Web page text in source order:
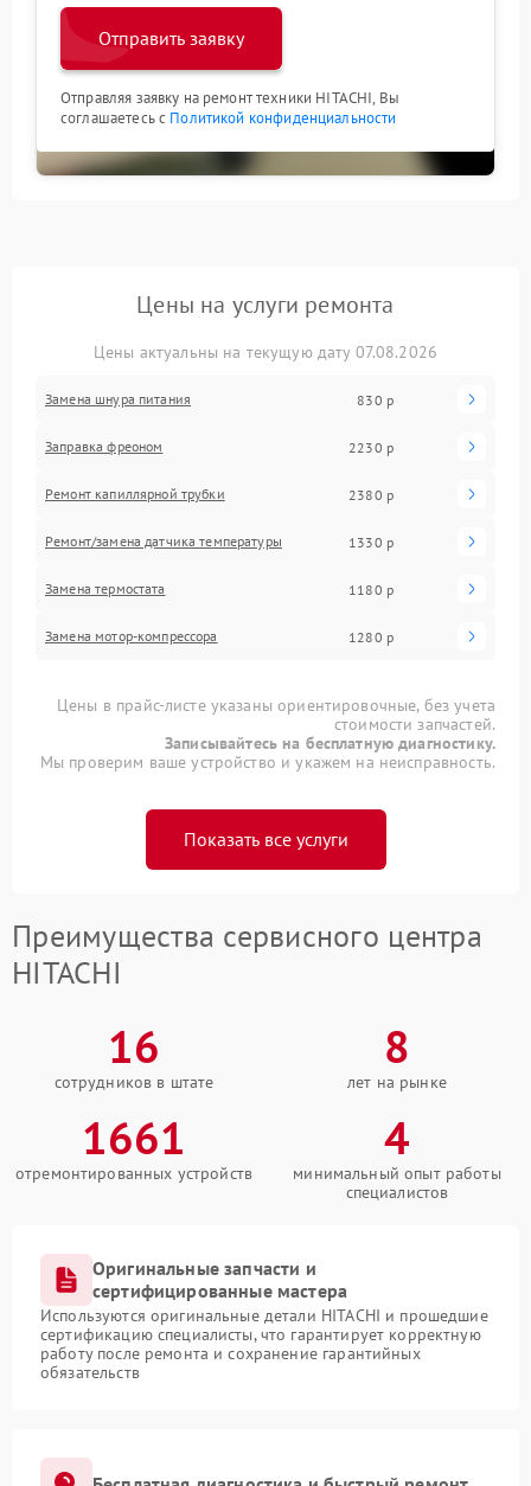
Отправить заявку
Отправляя заявку на ремонт техники HITACHI, Вы
соглашаетесь с Политикой конфиденциальности
Цены на услуги ремонта
Цены актуальны на текущую дату 07.08.2026
Замена шнура питания 830 р
Заправка фреоном 2230 р
Ремонт капиллярной трубки 2380 р
Ремонт/замена датчика температуры 1330 р
Замена термостата 1180 р
Замена мотор-компрессора 1280 р
Цены в прайс-листе указаны ориентировочные, без учета
стоимости запчастей.
Записывайтесь на бесплатную диагностику.
Мы проверим ваше устройство и укажем на неисправность.
Показать все услуги
Преимущества сервисного центра
HITACHI
16
сотрудников в штате
8
лет на рынке
1661
отремонтированных устройств
4
минимальный опыт работы
специалистов
Оригинальные запчасти и
сертифицированные мастера
Используются оригинальные детали HITACHI и прошедшие
сертификацию специалисты, что гарантирует корректную
работу после ремонта и сохранение гарантийных
обязательств